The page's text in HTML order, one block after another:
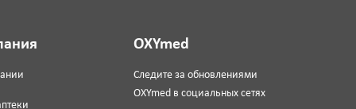
OXYmed
Следите за обновлениями
OXYmed в социальных сетях